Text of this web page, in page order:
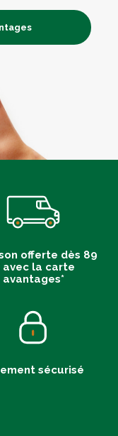
offerte dès 89
avec la carte
avantages*
sécurisé